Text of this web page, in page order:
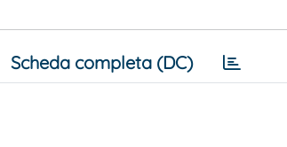
Scheda completa (DC)